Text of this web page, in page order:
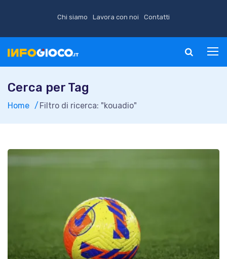
Chi siamo Lavora con noi Contatti
Cerca per Tag
Home Filtro di ricerca: "kouadio"